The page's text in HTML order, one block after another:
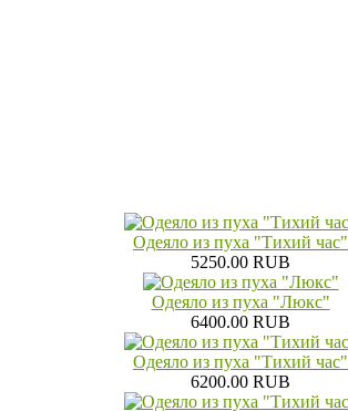
Одеяло из пуха "Тихий час"
5250.00 RUB
Одеяло из пуха "Люкс"
6400.00 RUB
Одеяло из пуха "Тихий час"
6200.00 RUB